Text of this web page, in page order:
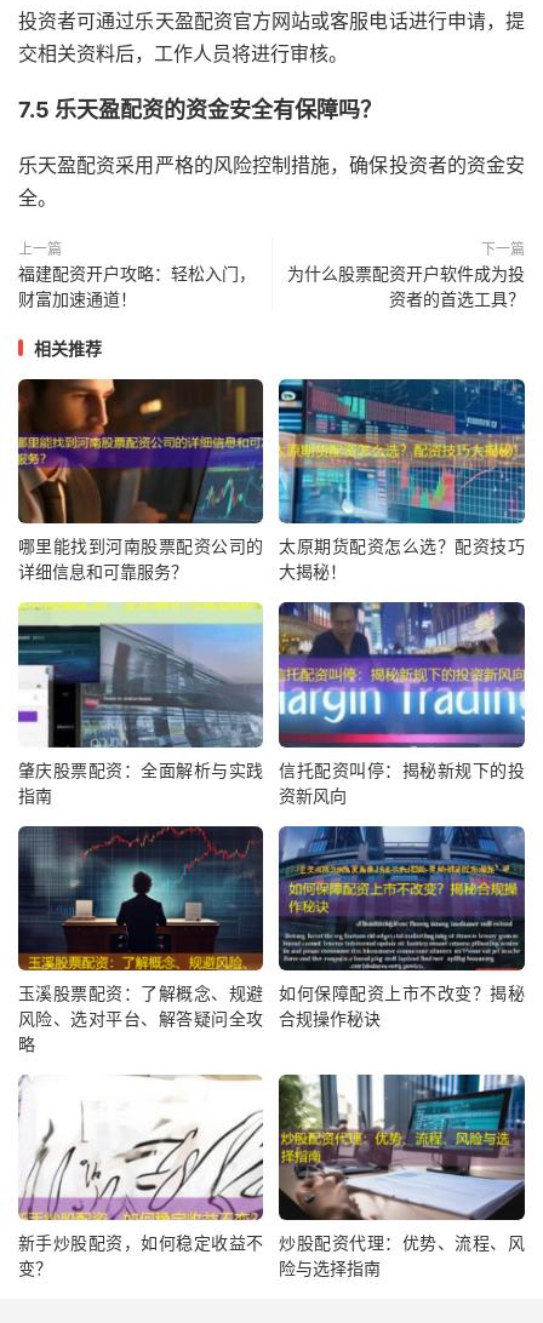
投资者可通过乐天盈配资官方网站或客服电话进行申请，提
交相关资料后，工作人员将进行审核。
7.5 乐天盈配资的资金安全有保障吗？
乐天盈配资采用严格的风险控制措施，确保投资者的资金安
全。
上一篇
福建配资开户攻略：轻松入门，
财富加速通道！
下一篇
为什么股票配资开户软件成为投
资者的首选工具？
相关推荐
哪里能找到河南股票配资公司的
详细信息和可靠服务？
太原期货配资怎么选？配资技巧
大揭秘！
肇庆股票配资：全面解析与实践
指南
信托配资叫停：揭秘新规下的投
资新风向
玉溪股票配资：了解概念、规避
风险、选对平台、解答疑问全攻
略
如何保障配资上市不改变？揭秘
合规操作秘诀
新手炒股配资，如何稳定收益不
变？
炒股配资代理：优势、流程、风
险与选择指南